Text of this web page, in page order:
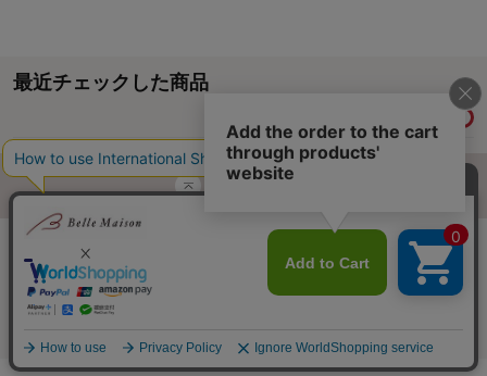
最近チェックした商品
ご利用ガイド・お知らせ
サイトマップ ベルメゾンネットTOPへ